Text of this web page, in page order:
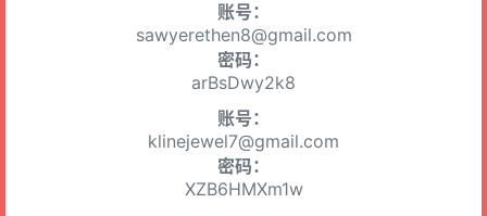
账号：
sawyerethen8@gmail.com
密码：
arBsDwy2k8
账号：
klinejewel7@gmail.com
密码：
XZB6HMXm1w